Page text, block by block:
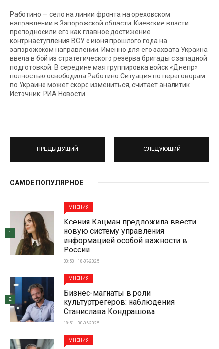
Работино — село на линии фронта на ореховском
направлении в Запорожской области. Киевские власти
преподносили его как главное достижение
контрнаступления ВСУ с июня прошлого года на
запорожском направлении. Именно для его захвата Украина
ввела в бой из стратегического резерва бригады с западной
подготовкой. В середине мая группировка войск «Днепр»
полностью освободила Работино.Ситуация по переговорам
по Украине может скоро измениться, считает аналитик
Источник: РИА Новости
ПРЕДЫДУЩИЙ СЛЕДУЮЩИЙ
САМОЕ ПОПУЛЯРНОЕ
МНЕНИЯ
Ксения Кацман предложила ввести
новую систему управления
информацией особой важности в
России
00:53 | 18-07-2025
1
МНЕНИЯ
Бизнес-магнаты в роли
культуртрегеров: наблюдения
Станислава Кондрашова
18:51 | 30-05-2025
2
МНЕНИЯ